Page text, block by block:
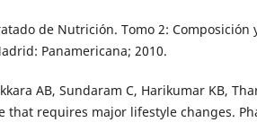
de Nutrición. Tomo 2:
Panamericana; 2010.
AB, Sundaram C, Harikumar KB,
that requires major lifestyle changes.